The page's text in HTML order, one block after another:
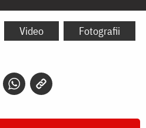
Video Fotografii